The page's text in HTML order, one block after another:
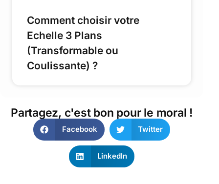
Comment choisir votre
Echelle 3 Plans
(Transformable ou
Coulissante) ?
Partagez, c'est bon pour le moral !
Facebook Twitter
LinkedIn